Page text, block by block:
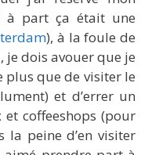
à part ça était une
), à la foule de
je dois avouer que je
plus que de visiter le
et d’errer un
coffeeshops (pour
la peine d’en visiter